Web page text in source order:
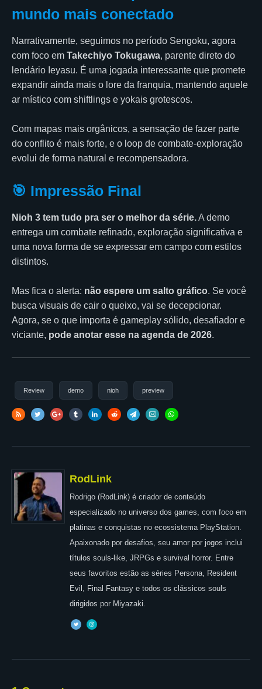
mundo mais conectado
Narrativamente, seguimos no período Sengoku, agora
com foco em Takechiyo Tokugawa, parente direto do
lendário Ieyasu. É uma jogada interessante que promete
expandir ainda mais o lore da franquia, mantendo aquele
ar místico com shiftlings e yokais grotescos.
Com mapas mais orgânicos, a sensação de fazer parte
do conflito é mais forte, e o loop de combate-exploração
evolui de forma natural e recompensadora.
🎯 Impressão Final
Nioh 3 tem tudo pra ser o melhor da série.A demo
entrega um combate refinado, exploração significativa e
uma nova forma de se expressar em campo com estilos
distintos.
Mas fica o alerta: não espere um salto gráfico. Se você
busca visuais de cair o queixo, vai se decepcionar.
Agora, se o que importa é gameplay sólido, desafiador e
viciante, pode anotar esse na agenda de 2026.
Review demo nioh preview
RodLink
Rodrigo (RodLink) é criador de conteúdo
especializado no universo dos games, com foco em
platinas e conquistas no ecossistema PlayStation.
Apaixonado por desafios, seu amor por jogos inclui
títulos souls-like, JRPGs e survival horror. Entre
seus favoritos estão as séries Persona, Resident
Evil, Final Fantasy e todos os clássicos souls
dirigidos por Miyazaki.